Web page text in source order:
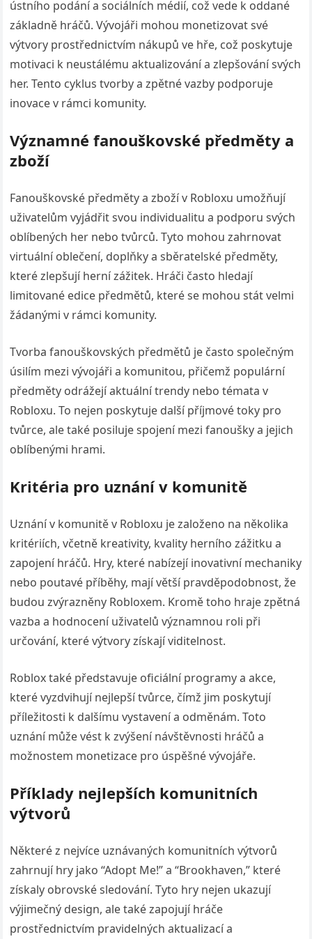
ústního podání a sociálních médií, což vede k oddané
základně hráčů. Vývojáři mohou monetizovat své
výtvory prostřednictvím nákupů ve hře, což poskytuje
motivaci k neustálému aktualizování a zlepšování svých
her. Tento cyklus tvorby a zpětné vazby podporuje
inovace v rámci komunity.
Významné fanouškovské předměty a
zboží
Fanouškovské předměty a zboží v Robloxu umožňují
uživatelům vyjádřit svou individualitu a podporu svých
oblíbených her nebo tvůrců. Tyto mohou zahrnovat
virtuální oblečení, doplňky a sběratelské předměty,
které zlepšují herní zážitek. Hráči často hledají
limitované edice předmětů, které se mohou stát velmi
žádanými v rámci komunity.
Tvorba fanouškovských předmětů je často společným
úsilím mezi vývojáři a komunitou, přičemž populární
předměty odrážejí aktuální trendy nebo témata v
Robloxu. To nejen poskytuje další příjmové toky pro
tvůrce, ale také posiluje spojení mezi fanoušky a jejich
oblíbenými hrami.
Kritéria pro uznání v komunitě
Uznání v komunitě v Robloxu je založeno na několika
kritériích, včetně kreativity, kvality herního zážitku a
zapojení hráčů. Hry, které nabízejí inovativní mechaniky
nebo poutavé příběhy, mají větší pravděpodobnost, že
budou zvýrazněny Robloxem. Kromě toho hraje zpětná
vazba a hodnocení uživatelů významnou roli při
určování, které výtvory získají viditelnost.
Roblox také představuje oficiální programy a akce,
které vyzdvihují nejlepší tvůrce, čímž jim poskytují
příležitosti k dalšímu vystavení a odměnám. Toto
uznání může vést k zvýšení návštěvnosti hráčů a
možnostem monetizace pro úspěšné vývojáře.
Příklady nejlepších komunitních
výtvorů
Některé z nejvíce uznávaných komunitních výtvorů
zahrnují hry jako “Adopt Me!” a “Brookhaven,” které
získaly obrovské sledování. Tyto hry nejen ukazují
výjimečný design, ale také zapojují hráče
prostřednictvím pravidelných aktualizací a